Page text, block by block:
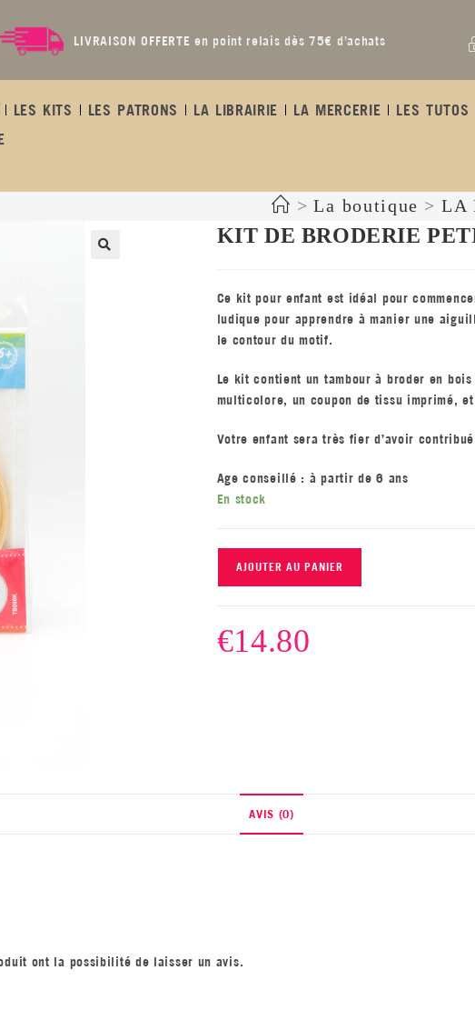
LIVRAISON OFFERTE en point relais dès 75€ d’achats
LES KITS LES PATRONS LA LIBRAIRIE LA MERCERIE
LES TUTOS
> La boutique > LA
KIT DE BRODERIE
Ce kit pour enfant est idéal pour
ludique pour apprendre à manier une
le contour du motif.
Le kit contient un tambour à broder en
multicolore, un coupon de tissu imprimé,
Votre enfant sera très fier d’avoir
Age conseillé : à partir de 6 ans
En stock
AJOUTER AU PANIER
€14.80
AVIS (0)
ont la possibilité de laisser un avis.